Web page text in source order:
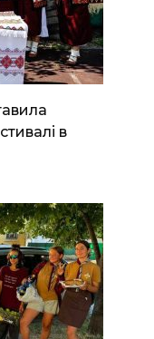
в